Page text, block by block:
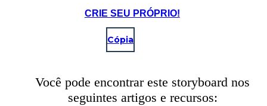
CRIE SEU PRÓPRIO!
Cópia
Você pode encontrar este storyboard nos
seguintes artigos e recursos: